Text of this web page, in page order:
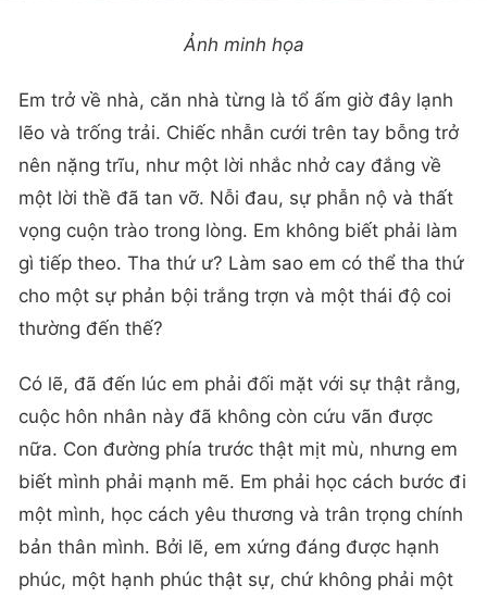
Ảnh minh họa
Em trở về nhà, căn nhà từng là tổ ấm giờ đây lạnh
lẽo và trống trải. Chiếc nhẫn cưới trên tay bỗng trở
nên nặng trĩu, như một lời nhắc nhở cay đắng về
một lời thề đã tan vỡ. Nỗi đau, sự phẫn nộ và thất
vọng cuộn trào trong lòng. Em không biết phải làm
gì tiếp theo. Tha thứ ư? Làm sao em có thể tha thứ
cho một sự phản bội trắng trợn và một thái độ coi
thường đến thế?
Có lẽ, đã đến lúc em phải đối mặt với sự thật rằng,
cuộc hôn nhân này đã không còn cứu vãn được
nữa. Con đường phía trước thật mịt mù, nhưng em
biết mình phải mạnh mẽ. Em phải học cách bước đi
một mình, học cách yêu thương và trân trọng chính
bản thân mình. Bởi lẽ, em xứng đáng được hạnh
phúc, một hạnh phúc thật sự, chứ không phải một